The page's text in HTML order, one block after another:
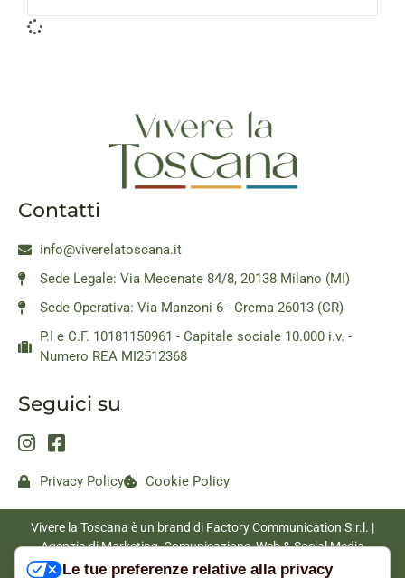
Contatti
info@viverelatoscana.it
Sede Legale: Via Mecenate 84/8, 20138 Milano (MI)
Sede Operativa: Via Manzoni 6 - Crema 26013 (CR)
P.I e C.F. 10181150961 - Capitale sociale 10.000 i.v. -
Numero REA MI2512368
Seguici su
Privacy Policy Cookie Policy
Vivere la Toscana è un brand di Factory Communication S.r.l. |
Agenzia di Marketing, Comunicazione, Web & Social Media
|www.factorycommunication.it
Le tue preferenze relative alla privacy